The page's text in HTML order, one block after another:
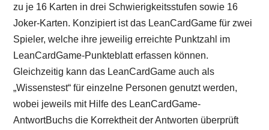
zu je 16 Karten in drei Schwierigkeitsstufen sowie 16
Joker-Karten. Konzipiert ist das LeanCardGame für zwei
Spieler, welche ihre jeweilig erreichte Punktzahl im
LeanCardGame-Punkteblatt erfassen können.
Gleichzeitig kann das LeanCardGame auch als
„Wissenstest“ für einzelne Personen genutzt werden,
wobei jeweils mit Hilfe des LeanCardGame-
AntwortBuchs die Korrektheit der Antworten überprüft